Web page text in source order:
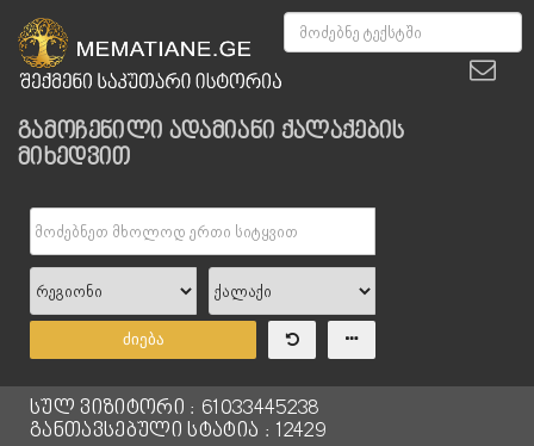
გამოჩენილი ადამიანი ქალაქების
მიხედვით
ძიება
სულ ვიზიტორი : 61033445238
განთავსებული სტატია : 12429